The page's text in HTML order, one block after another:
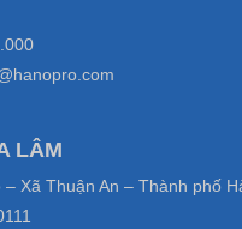
LÂM
– Xã Thuận An – Thành phố